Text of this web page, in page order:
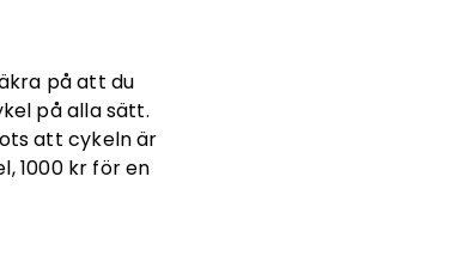
på att du
på alla sätt.
att cykeln är
1000 kr för en